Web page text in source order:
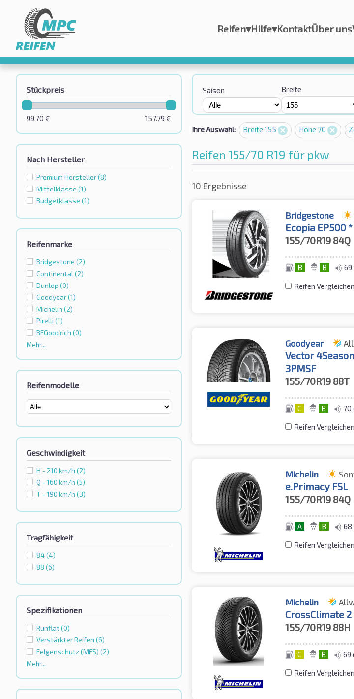
Reifen▾Hilfe▾KontaktÜber uns
Stückpreis
157.79 €
99.70 €
Nach Hersteller
Premium Hersteller(8)
Mittelklasse (1)
Budgetklassе (1)
Reifenmarke
Bridgestone (2)
Continental (2)
Dunlop (0)
Goodyear(1)
Michelin (2)
Pirelli (1)
BFGoodrich (0)
Mehr...
Reifenmodelle
Geschwindigkeit
H - 210 km/h (2)
Q - 160 km/h (5)
T - 190 km/h (3)
Tragfähigkeit
84(4)
88 (6)
Spezifikationen
Runflat(0)
Verstärkter Reifen (6)
Felgenschutz (MFS) (2)
Mehr...
Saison Breite
Ihre Auswahl: Breite 155 Höhe 70
Reifen 155/70 R19 für pkw
10 Ergebnisse
Bridgestone
Ecopia EP500 *
155/70R19 84Q
B B 69
Reifen Vergleichen
Goodyear
Vector
3PMSF
155/70R19 88T
C B 70
Reifen Vergleichen
Michelin
e.Primacy FSL
155/70R19 84Q
A B 68
Reifen Vergleichen
Michelin
CrossClimate 2
155/70R19 88H
C B 69
Reifen Vergleichen